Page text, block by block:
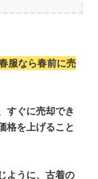
服なら春前に売
すぐに売却でき
格を上げること
ように、古着の